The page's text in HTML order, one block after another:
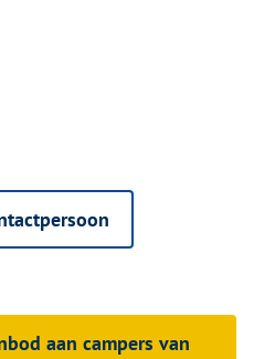
aan campers van